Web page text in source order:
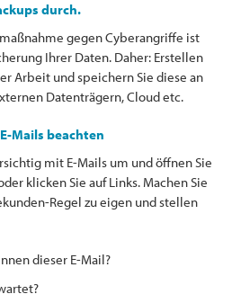
durch.
gegen Cyberangriffe ist
Ihrer Daten. Daher: Erstellen
Arbeit und speichern Sie diese an
Datenträgern, Cloud etc.
Mails beachten
mit E-Mails um und öffnen Sie
klicken Sie auf Links. Machen Sie
Regel zu eigen und stellen
dieser E-Mail?